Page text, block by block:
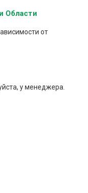
Области
от
у менеджера.